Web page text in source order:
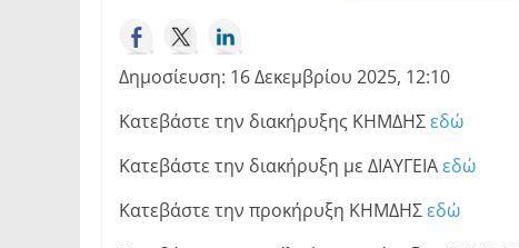
Δημοσίευση: 16 Δεκεμβρίου 2025, 12:10
Κατεβάστε την διακήρυξης ΚΗΜΔΗΣεδώ
Κατεβάστε την διακήρυξη με ΔΙΑΥΓΕΙΑεδώ
Κατεβάστε την προκήρυξη ΚΗΜΔΗΣεδώ